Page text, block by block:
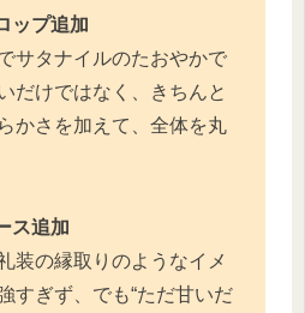
ップ追加
サタナイルのたおやかで
だけではなく、きちんと
かさを加えて、全体を丸
ス追加
装の縁取りのようなイメ
すぎず、でも“ただ甘いだ